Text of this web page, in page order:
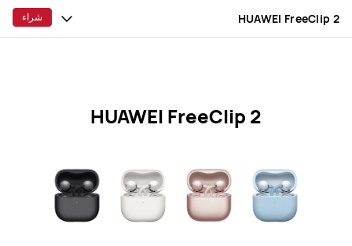
HUAWEI FreeClip 2 شراء
HUAWEI FreeClip 2